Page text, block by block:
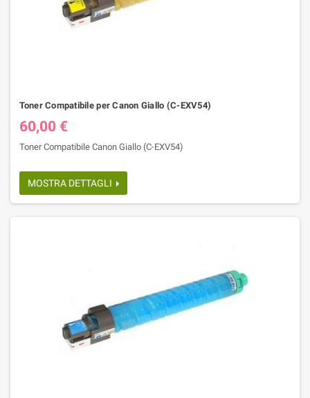
Toner Compatibile per Canon Giallo (C-EXV54)
60,00 €
Toner Compatibile Canon Giallo (C-EXV54)
MOSTRA DETTAGLI